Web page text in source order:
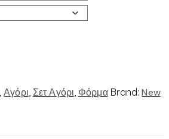
,Αγόρι Σετ Αγόρι Φόρμα Brand:New